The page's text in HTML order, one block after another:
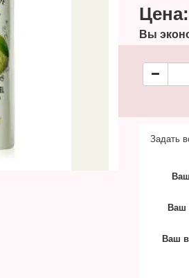
Цена:
Вы
Задать
Ваш
Ваш